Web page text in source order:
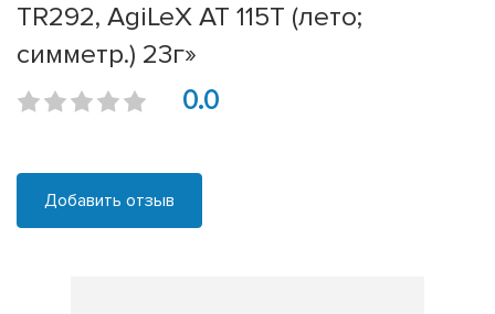
TR292, AgiLeX AT 115T (лето;
симметр.) 23г»
0.0
Добавить отзыв